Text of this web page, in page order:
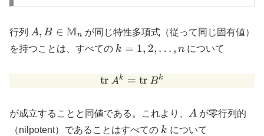
行列
A, B \in
\mathbb{M}_n
A, B ∈ Mn が同じ特性多項式（従って同じ固有値）
を持つことは、すべての k=1,2,\ldots,n
k = 1, 2, … , n について
\mathrm{tr}\, A^k =
tr Ak = tr Bk
が成立することと同値である。これより、 A
A が零行列的
（nilpotent）であることはすべての k
k について